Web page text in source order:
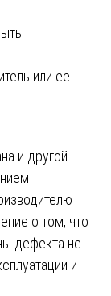
или ее
и другой
о том, что
дефекта не
и